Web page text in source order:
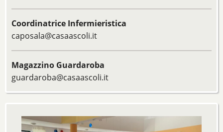
Coordinatrice Infermieristica
caposala@casaascoli.it
Magazzino Guardaroba
guardaroba@casaascoli.it